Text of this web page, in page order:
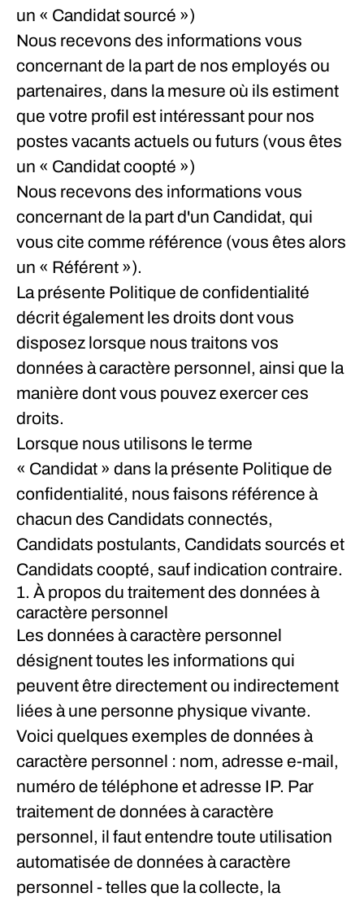
un « Candidat sourcé »)
Nous recevons des informations vous
concernant de la part de nos employés ou
partenaires, dans la mesure où ils estiment
que votre profil est intéressant pour nos
postes vacants actuels ou futurs (vous êtes
un « Candidat coopté »)
Nous recevons des informations vous
concernant de la part d'un Candidat, qui
vous cite comme référence (vous êtes alors
un « Référent »).
La présente Politique de confidentialité
décrit également les droits dont vous
disposez lorsque nous traitons vos
données à caractère personnel, ainsi que la
manière dont vous pouvez exercer ces
droits.
Lorsque nous utilisons le terme
« Candidat » dans la présente Politique de
confidentialité, nous faisons référence à
chacun des Candidats connectés,
Candidats postulants, Candidats sourcés et
Candidats coopté, sauf indication contraire.
1. À propos du traitement des données à
caractère personnel
Les données à caractère personnel
désignent toutes les informations qui
peuvent être directement ou indirectement
liées à une personne physique vivante.
Voici quelques exemples de données à
caractère personnel : nom, adresse e-mail,
numéro de téléphone et adresse IP. Par
traitement de données à caractère
personnel, il faut entendre toute utilisation
automatisée de données à caractère
personnel - telles que la collecte, la